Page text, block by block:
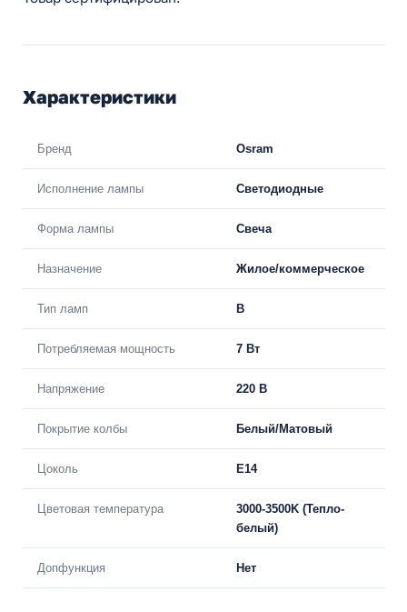
Характеристики
Бренд Osram
Исполнение лампы Светодиодные
Форма лампы Свеча
Назначение Жилое/коммерческое
Тип ламп B
Потребляемая мощность 7 Вт
Напряжение 220 В
Покрытие колбы Белый/Матовый
Цоколь E14
Цветовая температура
3000-3500K (Тепло-
белый)
Допфункция Нет